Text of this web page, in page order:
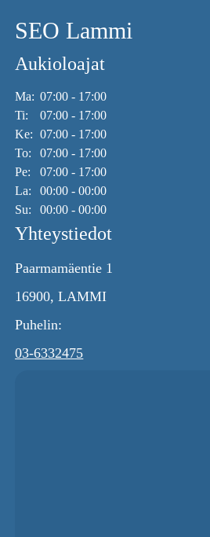
SEO Lammi
Aukioloajat
Ma: 07:00 - 17:00
Ti:
07:00 - 17:00
Ke: 07:00 - 17:00
To:
07:00 - 17:00
Pe:
07:00 - 17:00
La:
00:00 - 00:00
Su:
00:00 - 00:00
Yhteystiedot
Paarmamäentie 1
16900, LAMMI
Puhelin:
03-6332475